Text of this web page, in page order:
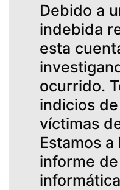
Debido a
indebida
esta
ocurrido.
indicios
víctimas
Estamos
informe